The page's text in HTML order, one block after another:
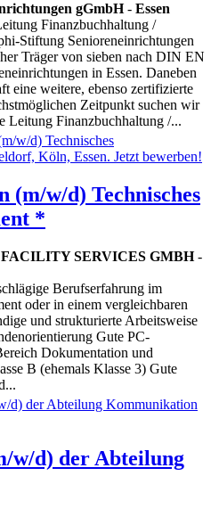
gGmbH- Essen
Finanzbuchhaltung /
Stiftung Senioreneinrichtungen
Träger von sieben nach DIN EN
in Essen. Daneben
eine weitere, ebenso zertifizierte
Zeitpunkt suchen wir
Leitung Finanzbuchhaltung /...
(m/w/d) Technisches
*
SERVICES GMBH-
Berufserfahrung im
oder in einem vergleichbaren
und strukturierte Arbeitsweise
Gute PC-
Dokumentation und
B (ehemals Klasse 3) Gute
w/d) der Abteilung